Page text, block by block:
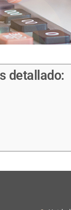
detallado: